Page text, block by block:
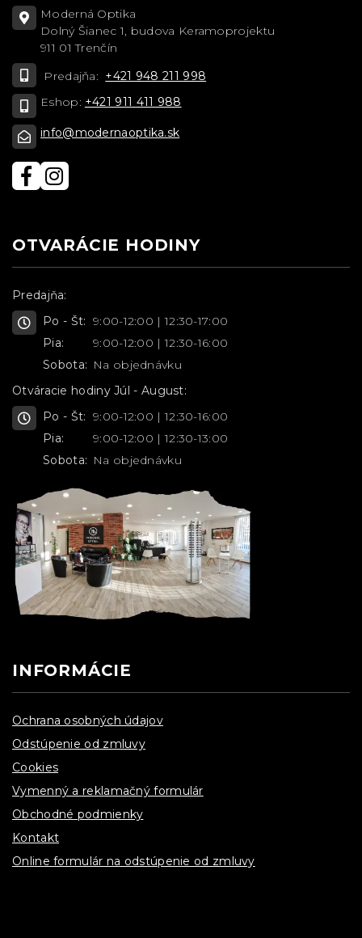
Moderná Optika
Dolný Šianec 1, budova Keramoprojektu
911 01 Trenčín
Predajňa: +421 948 211 998
Eshop: +421 911 411 988
info@modernaoptika.sk
OTVARÁCIE HODINY
Predajňa:
Po - Št: 9:00-12:00 | 12:30-17:00
Pia:
9:00-12:00 | 12:30-16:00
Sobota: Na objednávku
Otváracie hodiny Júl - August:
Po - Št: 9:00-12:00 | 12:30-16:00
Pia:
9:00-12:00 | 12:30-13:00
Sobota: Na objednávku
INFORMÁCIE
Ochrana osobných údajov
Odstúpenie od zmluvy
Cookies
Vymenný a reklamačný formulár
Obchodné podmienky
Kontakt
Online formulár na odstúpenie od zmluvy